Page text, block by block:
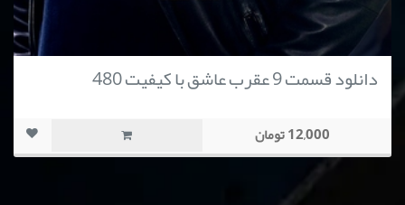
دانلود قسمت 9 عقرب عاشق با کیفیت 480
12,000 تومان